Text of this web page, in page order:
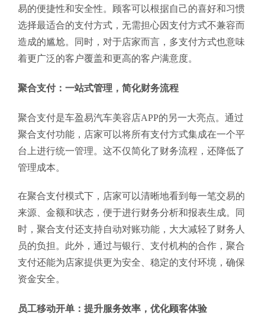
易的便捷性和安全性。顾客可以根据自己的喜好和习惯
选择最适合的支付方式，无需担心因支付方式不兼容而
造成的尴尬。同时，对于店家而言，多支付方式也意味
着更广泛的客户覆盖和更高的客户满意度。
聚合支付：一站式管理，简化财务流程
聚合支付是车盈易汽车美容店APP的另一大亮点。通过
聚合支付功能，店家可以将所有支付方式集成在一个平
台上进行统一管理。这不仅简化了财务流程，还降低了
管理成本。
在聚合支付模式下，店家可以清晰地看到每一笔交易的
来源、金额和状态，便于进行财务分析和报表生成。同
时，聚合支付还支持自动对账功能，大大减轻了财务人
员的负担。此外，通过与银行、支付机构的合作，聚合
支付还能为店家提供更为安全、稳定的支付环境，确保
资金安全。
员工移动开单：提升服务效率，优化顾客体验